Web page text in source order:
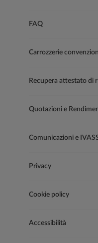
FAQ
Carrozzerie
Recupera attestato di
Quotazioni e
Comunicazioni e
Privacy
Cookie policy
Accessibilità